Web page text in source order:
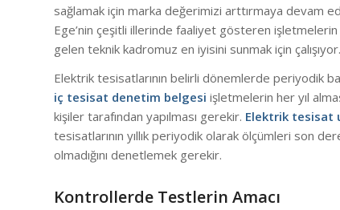
sağlamak için marka değerimizi arttırmaya devam
Ege’nin çeşitli illerinde faaliyet gösteren
gelen teknik kadromuz en iyisini sunmak için çalışıyor.
Elektrik tesisatlarının belirli dönemlerde periyodik
iç tesisat denetim belgesi işletmelerin her yıl
kişiler tarafından yapılması gerekir. Elektrik tesisat
tesisatlarının yıllık periyodik olarak ölçümleri son
olmadığını denetlemek gerekir.
Kontrollerde Testlerin Amacı